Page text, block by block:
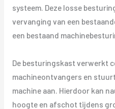
systeem. Deze losse
vervanging van een
een bestaand
De besturingskast verwerkt
machineontvangers en
machine aan. Hierdoor kan
hoogte en afschot tijdens